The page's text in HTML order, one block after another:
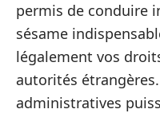
permis de conduire
sésame
légalement vos
autorités
administratives